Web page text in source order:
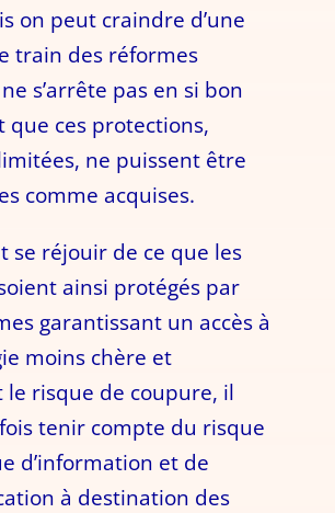
on peut craindre d’une
train des réformes
s’arrête pas en si bon
que ces protections,
ne puissent être
comme acquises.
se réjouir de ce que les
ainsi protégés par
garantissant un accès à
moins chère et
le risque de coupure, il
tenir compte du risque
d’information et de
à destination des